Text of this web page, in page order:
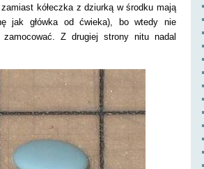
kółeczka z dziurką w środku mają
jak główka od ćwieka), bo wtedy nie
Z drugiej strony nitu nadal